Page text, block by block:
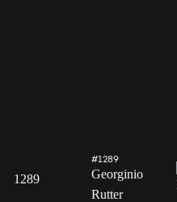
1289
#1289
Georginio
Rutter